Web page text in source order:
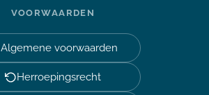
VOORWAARDEN
Algemene voorwaarden
Herroepingsrecht